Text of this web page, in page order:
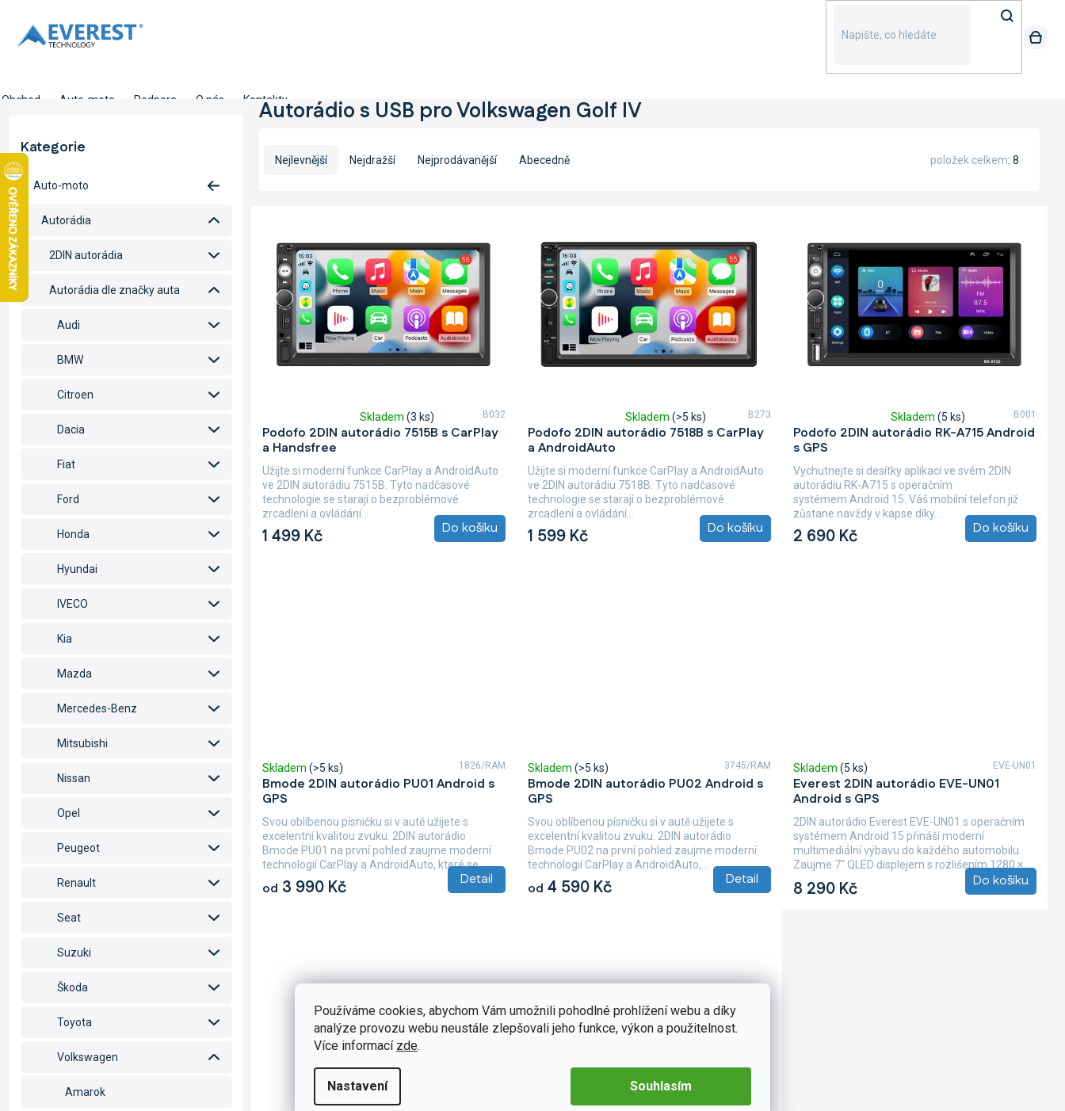
Používáme cookies, abychom Vám umožnili pohodlné prohlížení webu a díky
analýze provozu webu neustále zlepšovali jeho funkce, výkon a použitelnost.
Více informací zde.
Nastavení Souhlasím
obsah
Obchod Auto-moto Podpora O nás Kontakty
t
r
a
n
n
í
p
a
n
Přeskočit
kategorie
Kategorie
Auto-moto
Autorádia
2DIN autorádia
Autorádia dle značky auta
Audi
BMW
Citroen
Dacia
Fiat
Ford
Honda
Hyundai
IVECO
Kia
Mazda
Mercedes-Benz
Mitsubishi
Nissan
Opel
Peugeot
Renault
Seat
Suzuki
Škoda
Toyota
Volkswagen
Amarok
Autorádio s USB pro Volkswagen Golf IV
Nejlevnější Nejdražší Nejprodávanější Abecedně 8
položek celkem
ů
Podofo 2DIN autorádio 7515B s CarPlay
a Handsfree
hodnocení
produktu
je
4,9
z
5
Skladem (3 ks)
1 499 Kč Do košíku
Užijte si moderní funkce CarPlay a AndroidAuto
ve 2DIN autorádiu 7515B. Tyto nadčasové
technologie se starají o bezproblémové
zrcadlení a ovládání...
B032
Podofo 2DIN autorádio 7518B s CarPlay
a AndroidAuto
hodnocení
produktu
je
5,0
z
5
Skladem (>5 ks)
1 599 Kč Do košíku
Užijte si moderní funkce CarPlay a AndroidAuto
ve 2DIN autorádiu 7518B. Tyto nadčasové
technologie se starají o bezproblémové
zrcadlení a ovládání...
B273
Podofo 2DIN autorádio RK-A715 Android
s GPS
hodnocení
produktu
je
4,7
z
5
Skladem (5 ks)
2 690 Kč Do košíku
Vychutnejte si desítky aplikací ve svém 2DIN
autorádiu RK-A715 s operačním
systémem Android 15. Váš mobilní telefon již
zůstane navždy v kapse díky...
B001
Bmode 2DIN autorádio PU01 Android s
GPS
Skladem (>5 ks)
od 3 990 Kč Detail
Svou oblíbenou písničku si v autě užijete s
excelentní kvalitou zvuku. 2DIN autorádio
Bmode PU01 na první pohled zaujme moderní
technologií CarPlay a AndroidAuto, které se...
1826/RAM
Bmode 2DIN autorádio PU02 Android s
GPS
Skladem (>5 ks)
od 4 590 Kč Detail
Svou oblíbenou písničku si v autě užijete s
excelentní kvalitou zvuku. 2DIN autorádio
Bmode PU02 na první pohled zaujme moderní
technologií CarPlay a AndroidAuto,...
3745/RAM
Everest 2DIN autorádio EVE-UN01
Android s GPS
Skladem (5 ks)
8 290 Kč Do košíku
2DIN autorádio Everest EVE-UN01 s operačním
systémem Android 15 přináší moderní
multimediální výbavu do každého automobilu.
Zaujme 7" QLED displejem s rozlišením 1280 ×
EVE-UN01